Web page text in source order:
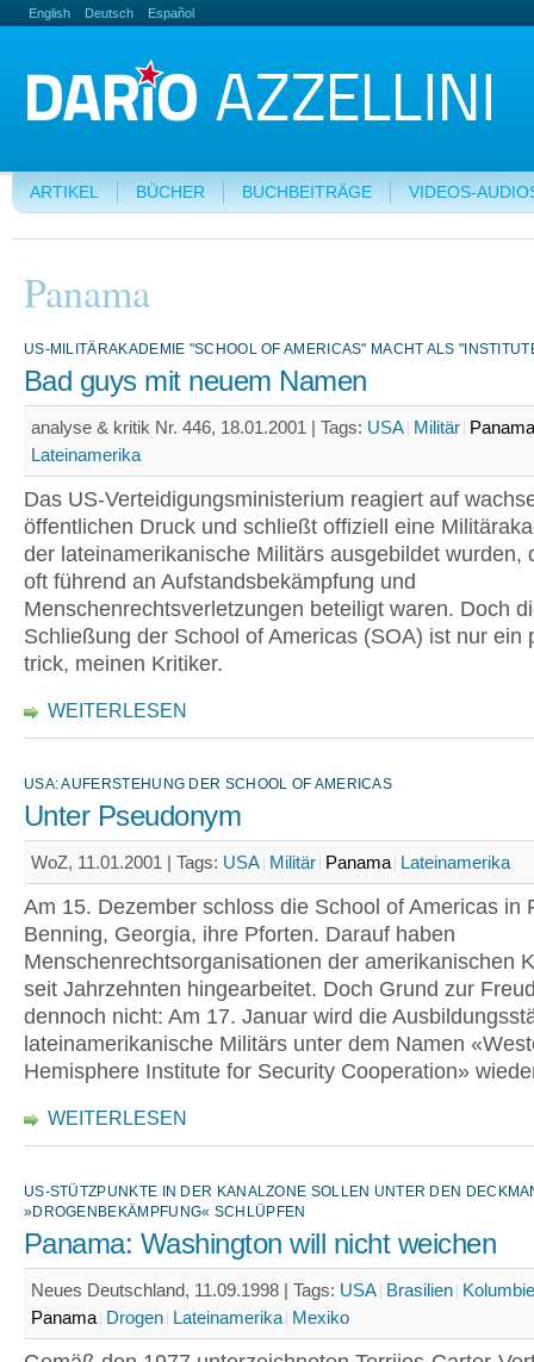
English Deutsch Español
ARTIKEL BÜCHER BUCHBEITRÄGE VIDEOS-
Panama
US-MILITÄRAKADEMIE "SCHOOL OF AMERICAS" MACHT ALS
Bad guys mit neuem Namen
analyse & kritik Nr. 446, 18.01.2001 | Tags: USA Militär Panama
Lateinamerika
Das US-Verteidigungsministerium reagiert auf
öffentlichen Druck und schließt offiziell eine
der lateinamerikanische Militärs ausgebildet wurden,
oft führend an Aufstandsbekämpfung und
Menschenrechtsverletzungen beteiligt waren. Doch
Schließung der School of Americas (SOA) ist nur ein
trick, meinen Kritiker.
WEITERLESEN
USA: AUFERSTEHUNG DER SCHOOL OF AMERICAS
Unter Pseudonym
WoZ, 11.01.2001 | Tags: USA Militär Panama Lateinamerika
Am 15. Dezember schloss die School of Americas in
Benning, Georgia, ihre Pforten. Darauf haben
Menschenrechtsorganisationen der amerikanischen
seit Jahrzehnten hingearbeitet. Doch Grund zur
dennoch nicht: Am 17. Januar wird die
lateinamerikanische Militärs unter dem Namen
Hemisphere Institute for Security Cooperation»
WEITERLESEN
US-STÜTZPUNKTE IN DER KANALZONE SOLLEN UNTER DEN
»DROGENBEKÄMPFUNG« SCHLÜPFEN
Panama: Washington will nicht weichen
Neues Deutschland, 11.09.1998 | Tags: USA Brasilien
Panama Drogen Lateinamerika Mexiko